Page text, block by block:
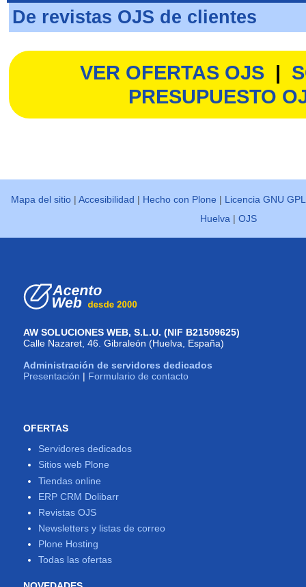
De revistas OJS de clientes
VER OFERTAS OJS |
PRESUPUESTO
Mapa del sitio |Accesibilidad | Hecho con Plone | Licencia GNU GPL
Huelva |OJS
AW SOLUCIONES WEB, S.L.U. (NIF B21509625)
Calle Nazaret, 46. Gibraleón (Huelva, España)
Administración de servidores dedicados
Presentación | Formulario de contacto
OFERTAS
Servidores dedicados
Sitios web Plone
Tiendas online
ERP CRM Dolibarr
Revistas OJS
Newsletters y listas de correo
Plone Hosting
Todas las ofertas